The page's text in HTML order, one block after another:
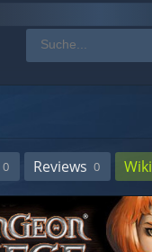
0 Reviews 0 Wiki